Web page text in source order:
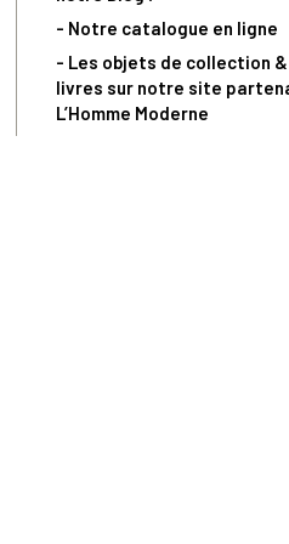
- Notre catalogue en ligne
- Les objets de collection
livres sur notre site
L’Homme Moderne